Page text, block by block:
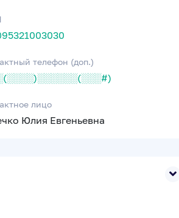
телефон (доп.)
лицо
Юлия Евгеньевна